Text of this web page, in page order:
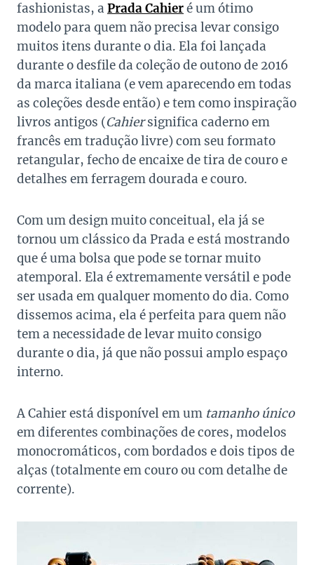
fashionistas, a Prada Cahieré um ótimo
modelo para quem não precisa levar consigo
muitos itens durante o dia. Ela foi lançada
durante o desfile da coleção de outono de 2016
da marca italiana (e vem aparecendo em todas
as coleções desde então) e tem como inspiração
livros antigos (Cahiersignifica caderno em
francês em tradução livre) com seu formato
retangular, fecho de encaixe de tira de couro e
detalhes em ferragem dourada e couro.
Com um design muito conceitual, ela já se
tornou um clássico da Prada e está mostrando
que é uma bolsa que pode se tornar muito
atemporal. Ela é extremamente versátil e pode
ser usada em qualquer momento do dia. Como
dissemos acima, ela é perfeita para quem não
tem a necessidade de levar muito consigo
durante o dia, já que não possui amplo espaço
interno.
A Cahier está disponível em um tamanho único
em diferentes combinações de cores, modelos
monocromáticos, com bordados e dois tipos de
alças (totalmente em couro ou com detalhe de
corrente).